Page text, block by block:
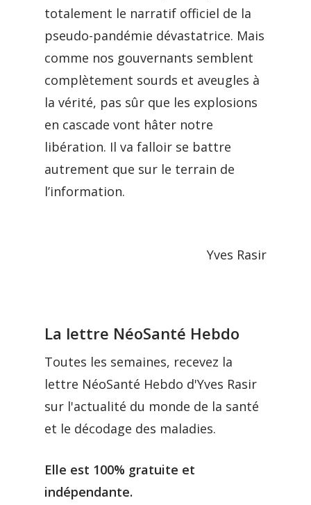
totalement le narratif officiel de la
pseudo-pandémie dévastatrice. Mais
comme nos gouvernants semblent
complètement sourds et aveugles à
la vérité, pas sûr que les explosions
en cascade vont hâter notre
libération. Il va falloir se battre
autrement que sur le terrain de
l’information.
Yves Rasir
La lettre NéoSanté Hebdo
Toutes les semaines, recevez la
lettre NéoSanté Hebdo d'Yves Rasir
sur l'actualité du monde de la santé
et le décodage des maladies.
Elle est 100% gratuite et
indépendante.